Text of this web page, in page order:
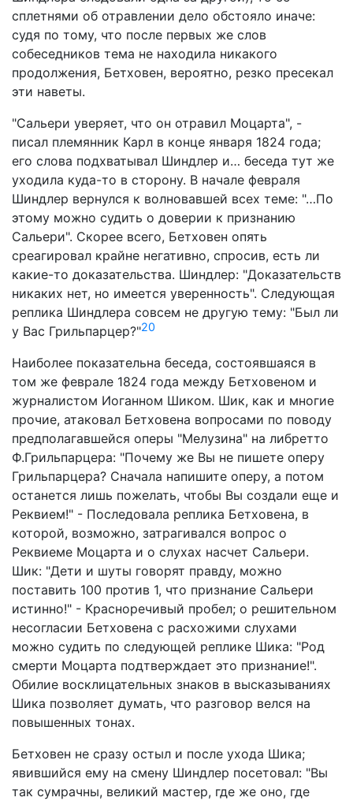
сплетнями об отравлении дело обстояло иначе:
судя по тому, что после первых же слов
собеседников тема не находила никакого
продолжения, Бетховен, вероятно, резко пресекал
эти наветы.
"Сальери уверяет, что он отравил Моцарта", -
писал племянник Карл в конце января 1824 года;
его слова подхватывал Шиндлер и… беседа тут же
уходила куда-то в сторону. В начале февраля
Шиндлер вернулся к волновавшей всех теме: "…По
этому можно судить о доверии к признанию
Сальери". Скорее всего, Бетховен опять
среагировал крайне негативно, спросив, есть ли
какие-то доказательства. Шиндлер: "Доказательств
никаких нет, но имеется уверенность". Следующая
реплика Шиндлера совсем не другую тему: "Был ли
у Вас Грильпарцер?"20
Наиболее показательна беседа, состоявшаяся в
том же феврале 1824 года между Бетховеном и
журналистом Иоганном Шиком. Шик, как и многие
прочие, атаковал Бетховена вопросами по поводу
предполагавшейся оперы "Мелузина" на либретто
Ф.Грильпарцера: "Почему же Вы не пишете оперу
Грильпарцера? Сначала напишите оперу, а потом
останется лишь пожелать, чтобы Вы создали еще и
Реквием!" - Последовала реплика Бетховена, в
которой, возможно, затрагивался вопрос о
Реквиеме Моцарта и о слухах насчет Сальери.
Шик: "Дети и шуты говорят правду, можно
поставить 100 против 1, что признание Сальери
истинно!" - Красноречивый пробел; о решительном
несогласии Бетховена с расхожими слухами
можно судить по следующей реплике Шика: "Род
смерти Моцарта подтверждает это признание!".
Обилие восклицательных знаков в высказываниях
Шика позволяет думать, что разговор велся на
повышенных тонах.
Бетховен не сразу остыл и после ухода Шика;
явившийся ему на смену Шиндлер посетовал: "Вы
так сумрачны, великий мастер, где же оно, где